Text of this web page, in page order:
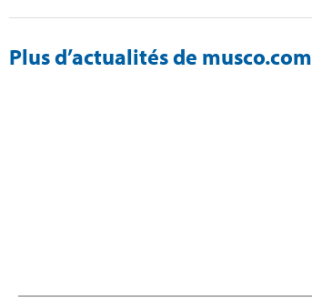
Plus d’actualités de musco.com